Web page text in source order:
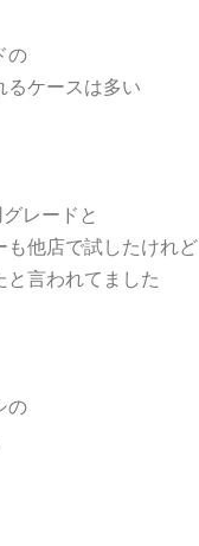
の
るケースは多い
レードと
も他店で試したけれど
言われてました
の